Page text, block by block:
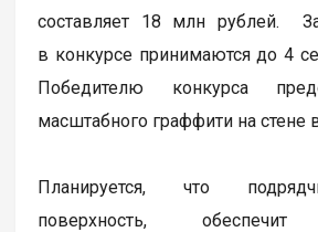
составляет 18 млн рублей.
в конкурсе принимаются до 4
Победителю конкурса
масштабного граффити на стене
Планируется, что
поверхность, обеспечит